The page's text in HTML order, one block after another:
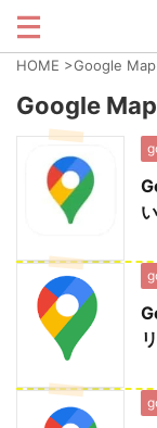
HOME >Google Map
Google Map